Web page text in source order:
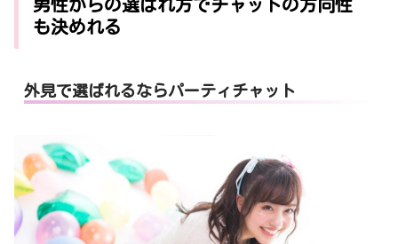
男性からの選ばれ方でチャットの方向性
も決めれる
外見で選ばれるならパーティチャット